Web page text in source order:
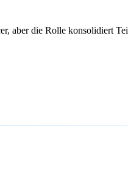
aber die Rolle konsolidiert